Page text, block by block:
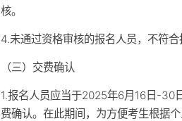
核。
4.未通过资格审核的报名人员，不符合
（三）交费确认
1.报名人员应当于2025年6月16日-30
费确认。在此期间，为方便考生根据